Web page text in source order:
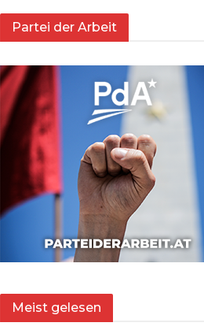
Partei der Arbeit
Meist gelesen